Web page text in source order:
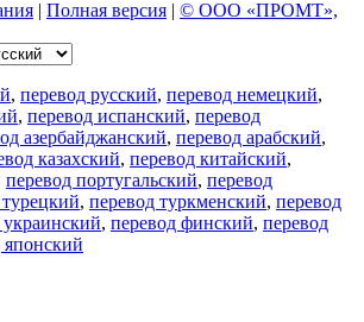
| Полная версия | © ООО «ПРОМТ»,
, перевод русский, перевод немецкий,
, перевод испанский, перевод
азербайджанский, перевод арабский,
казахский, перевод китайский,
перевод португальский, перевод
, перевод туркменский, перевод
украинский, перевод финский, перевод
японский